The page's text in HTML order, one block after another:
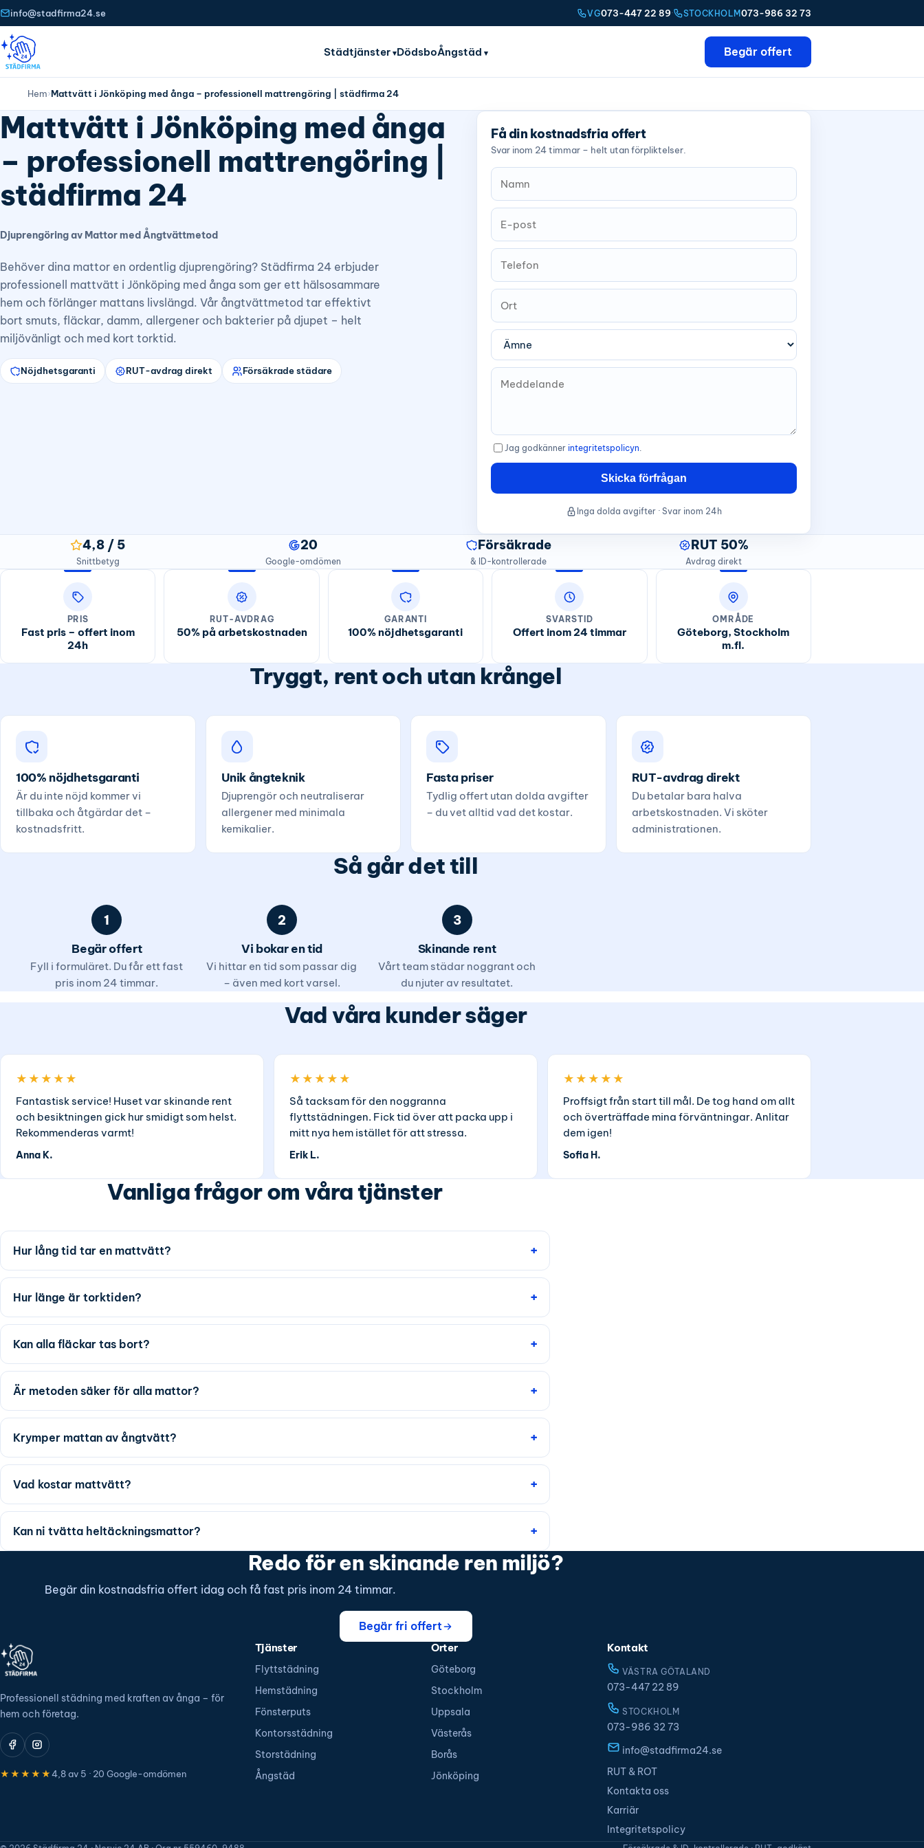
info@stadfirma24.se VG073-447 22 89· STOCKHOLM073-986 32 73
Städtjänster DödsboÅngstäd Begär offert
Hem›Mattvätt i Jönköping med ånga – professionell mattrengöring | städfirma 24
Mattvätt i Jönköping med ånga
– professionell mattrengöring |
städfirma 24
Djuprengöring av Mattor med Ångtvättmetod
Behöver dina mattor en ordentlig djuprengöring? Städfirma 24 erbjuder
professionell mattvätt i Jönköping med ånga som ger ett hälsosammare
hem och förlänger mattans livslängd. Vår ångtvättmetod tar effektivt
bort smuts, fläckar, damm, allergener och bakterier på djupet – helt
miljövänligt och med kort torktid.
Nöjdhetsgaranti RUT-avdrag direkt Försäkrade städare
Få din kostnadsfria offert
Svar inom 24 timmar – helt utan förpliktelser.
Jag godkänner integritetspolicyn.
Skicka förfrågan
Inga dolda avgifter · Svar inom 24h
4,8 / 5
Snittbetyg
20
Google-omdömen
Försäkrade
& ID-kontrollerade
RUT 50%
Avdrag direkt
PRIS
Fast pris – offert inom
24h
RUT-AVDRAG
50% på arbetskostnaden
GARANTI
100% nöjdhetsgaranti
SVARSTID
Offert inom 24 timmar
OMRÅDE
Göteborg, Stockholm
m.fl.
Tryggt, rent och utan krångel
100% nöjdhetsgaranti
Är du inte nöjd kommer vi
tillbaka och åtgärdar det –
kostnadsfritt.
Unik ångteknik
Djuprengör och neutraliserar
allergener med minimala
kemikalier.
Fasta priser
Tydlig offert utan dolda avgifter
– du vet alltid vad det kostar.
RUT-avdrag direkt
Du betalar bara halva
arbetskostnaden. Vi sköter
administrationen.
Så går det till
1
Begär offert
Fyll i formuläret. Du får ett fast
pris inom 24 timmar.
2
Vi bokar en tid
Vi hittar en tid som passar dig
– även med kort varsel.
3
Skinande rent
Vårt team städar noggrant och
du njuter av resultatet.
Vad våra kunder säger
★★★★★
Fantastisk service! Huset var skinande rent
och besiktningen gick hur smidigt som helst.
Rekommenderas varmt!
Anna K.
★★★★★
Så tacksam för den noggranna
flyttstädningen. Fick tid över att packa upp i
mitt nya hem istället för att stressa.
Erik L.
★★★★★
Proffsigt från start till mål. De tog hand om allt
och överträffade mina förväntningar. Anlitar
dem igen!
Sofia H.
Vanliga frågor om våra tjänster
Hur lång tid tar en mattvätt?
Hur länge är torktiden?
Kan alla fläckar tas bort?
Är metoden säker för alla mattor?
Krymper mattan av ångtvätt?
Vad kostar mattvätt?
Kan ni tvätta heltäckningsmattor?
Redo för en skinande ren miljö?
Begär din kostnadsfria offert idag och få fast pris inom 24 timmar.
Begär fri offert
Professionell städning med kraften av ånga – för
hem och företag.
★★★★★4,8 av 5 · 20 Google-omdömen
Tjänster
Flyttstädning
Hemstädning
Fönsterputs
Kontorsstädning
Storstädning
Ångstäd
Orter
Göteborg
Stockholm
Uppsala
Västerås
Borås
Jönköping
Kontakt
VÄSTRA GÖTALAND
073-447 22 89
STOCKHOLM
073-986 32 73
info@stadfirma24.se
RUT & ROT
Kontakta oss
Karriär
Integritetspolicy